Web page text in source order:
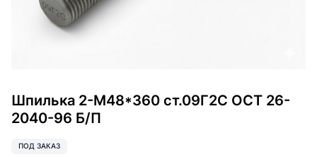
Шпилька 2-М48*360 ст.09Г2С ОСТ 26-
2040-96 Б/П
ПОД ЗАКАЗ